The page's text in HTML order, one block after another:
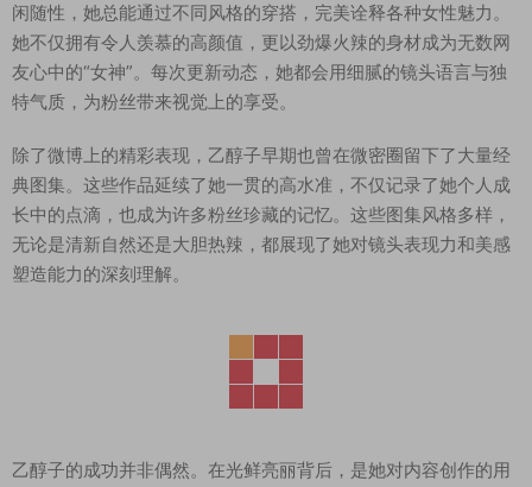
闲随性，她总能通过不同风格的穿搭，完美诠释各种女性魅力。
她不仅拥有令人羡慕的高颜值，更以劲爆火辣的身材成为无数网
友心中的“女神”。每次更新动态，她都会用细腻的镜头语言与独
特气质，为粉丝带来视觉上的享受。
除了微博上的精彩表现，乙醇子早期也曾在微密圈留下了大量经
典图集。这些作品延续了她一贯的高水准，不仅记录了她个人成
长中的点滴，也成为许多粉丝珍藏的记忆。这些图集风格多样，
无论是清新自然还是大胆热辣，都展现了她对镜头表现力和美感
塑造能力的深刻理解。
乙醇子的成功并非偶然。在光鲜亮丽背后，是她对内容创作的用